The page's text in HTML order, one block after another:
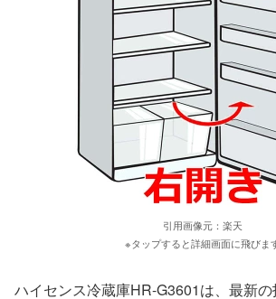
引用画像元：楽天
※タップすると詳細画面に飛びま
ハイセンス冷蔵庫HR-G3601は、最新